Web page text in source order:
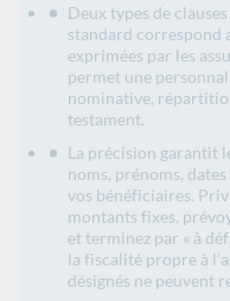
Deux types de
standard correspond
exprimées par les
permet une
nominative,
testament.
La précision garantit
noms, prénoms,
vos bénéficiaires.
montants fixes,
et terminez par « à
la fiscalité propre à
désignés ne peuvent